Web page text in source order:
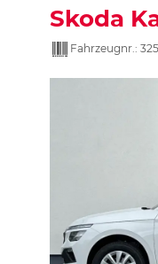
Skoda
Fahrzeugnr.: